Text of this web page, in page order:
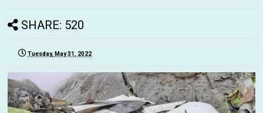
SHARE: 520
Tuesday, May 31, 2022